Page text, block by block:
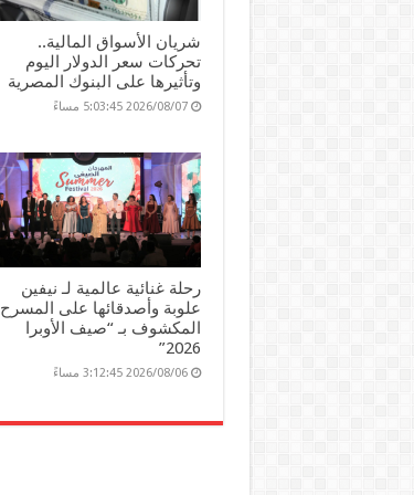
شريان الأسواق المالية..
تحركات سعر الدولار اليوم
وتأثيرها على البنوك المصرية
2026/08/07 5:03:45 مساءً
رحلة غنائية عالمية لـ نيفين
علوبة وأصدقائها على المسرح
المكشوف بـ “صيف الأوبرا
2026”
2026/08/06 3:12:45 مساءً